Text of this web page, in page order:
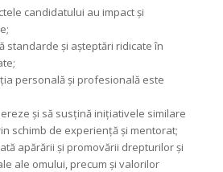
candidatului au impact și
standarde și așteptări ridicate în
personală și profesională este
și să susțină inițiativele similare
schimb de experiență și mentorat;
apărării și promovării drepturilor și
ale omului, precum și valorilor